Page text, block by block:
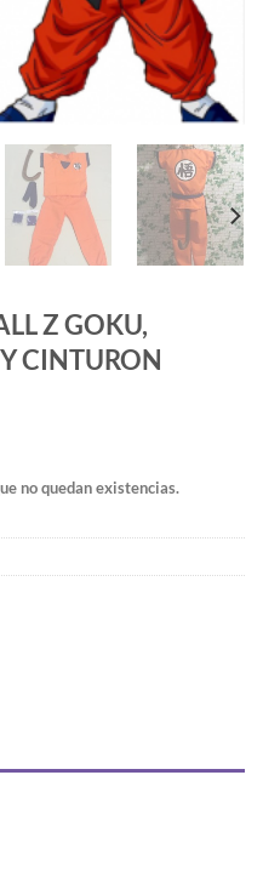
Z GOKU,
CINTURON
no quedan existencias.